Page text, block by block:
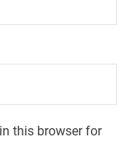
this browser for